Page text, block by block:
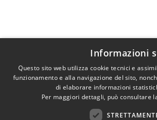
Informazioni
Questo sito web utilizza cookie tecnici e
funzionamento e alla navigazione del sito,
di elaborare informazioni
Per maggiori dettagli, può consultare